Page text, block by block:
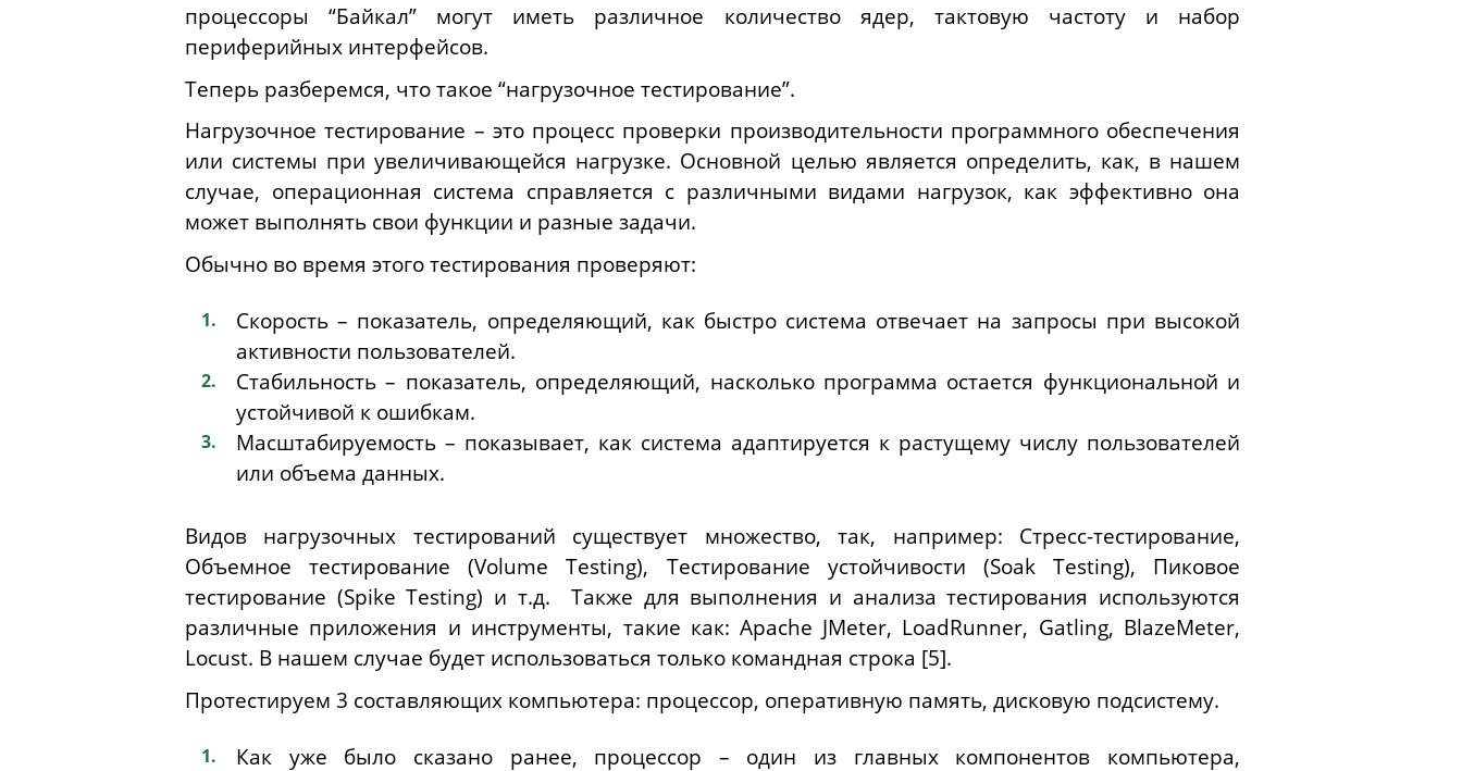
процессоры “Байкал” могут иметь различное количество ядер, тактовую частоту и набор
периферийных интерфейсов.
Теперь разберемся, что такое “нагрузочное тестирование”.
Нагрузочное тестирование – это процесс проверки производительности программного обеспечения
или системы при увеличивающейся нагрузке. Основной целью является определить, как, в нашем
случае, операционная система справляется с различными видами нагрузок, как эффективно она
может выполнять свои функции и разные задачи.
Обычно во время этого тестирования проверяют:
Скорость – показатель, определяющий, как быстро система отвечает на запросы при высокой
активности пользователей.
Стабильность – показатель, определяющий, насколько программа остается функциональной и
устойчивой к ошибкам.
Масштабируемость – показывает, как система адаптируется к растущему числу пользователей
или объема данных.
Видов нагрузочных тестирований существует множество, так, например: Стресс-тестирование,
Объемное тестирование (Volume Testing), Тестирование устойчивости (Soak Testing), Пиковое
тестирование (Spike Testing) и т.д. Также для выполнения и анализа тестирования используются
различные приложения и инструменты, такие как:Apache JMeter, LoadRunner, Gatling, BlazeMeter,
Locust. В нашем случае будет использоваться только командная строка [5].
Протестируем 3 составляющих компьютера: процессор, оперативную память, дисковую подсистему.
Как уже было сказано ранее, процессор – один из главных компонентов компьютера,